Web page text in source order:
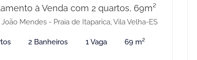
à Venda com 2 quartos, 69m²
João Mendes - Praia de Itaparica, Vila Velha-ES
2 Banheiros 1 Vaga 69 m²